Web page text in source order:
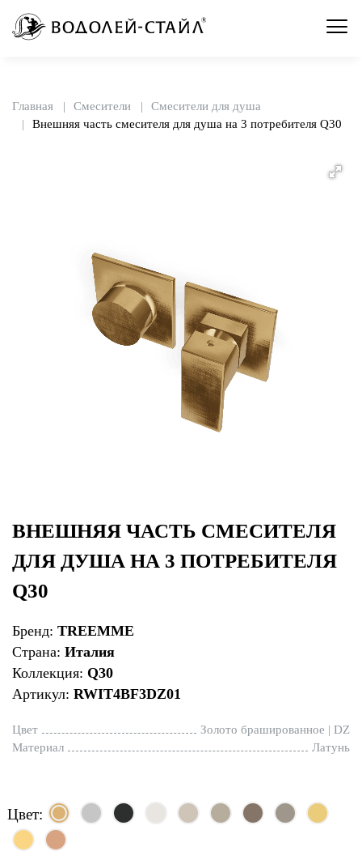
Главная Смесители
Смесители для душа
Внешняя часть смесителя для душа на 3 потребителя Q30
ВНЕШНЯЯ ЧАСТЬ СМЕСИТЕЛЯ
ДЛЯ ДУША НА 3 ПОТРЕБИТЕЛЯ
Q30
Бренд: TREEMME
Страна: Италия
Коллекция: Q30
Артикул: RWIT4BF3DZ01
Цвет
Золото брашированное | DZ
Материал
Латунь
Цвет: